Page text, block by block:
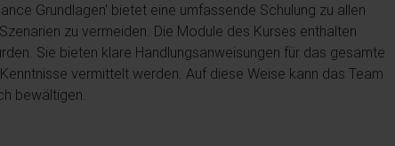
Grundlagen' bietet eine umfassende Schulung zu allen
zu vermeiden. Die Module des Kurses enthalten
Sie bieten klare Handlungsanweisungen für das gesamte
vermittelt werden. Auf diese Weise kann das Team
bewältigen.